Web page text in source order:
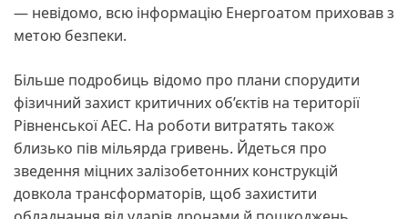
— невідомо, всю інформацію Енергоатом приховав з
метою безпеки.
Більше подробиць відомо про плани спорудити
фізичний захист критичних об’єктів на території
Рівненської АЕС. На роботи витратять також
близько пів мільярда гривень. Йдеться про
зведення міцних залізобетонних конструкцій
довкола трансформаторів, щоб захистити